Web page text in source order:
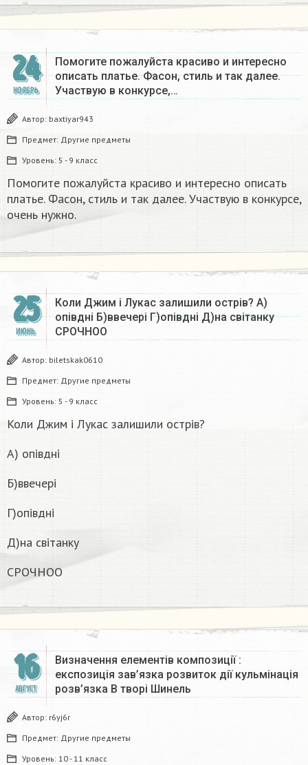
24
НОЯБРЬ
Помогите пожалуйста красиво и интересно
описать платье. Фасон, стиль и так далее.
Участвую в конкурсе,…
Автор: baxtiyar943
Предмет: Другие предметы
Уровень: 5 - 9 класс
Помогите пожалуйста красиво и интересно описать
платье. Фасон, стиль и так далее. Участвую в конкурсе,
очень нужно.​
25
ИЮНЬ
Коли Джим і Лукас залишили острів? А)
опівдні Б)ввечері Г)опівдні Д)на світанку
СРОЧНОО
Автор: biletskak0610
Предмет: Другие предметы
Уровень: 5 - 9 класс
Коли Джим і Лукас залишили острів?
А) опівдні
Б)ввечері
Г)опівдні
Д)на світанку
СРОЧНОО
16
АВГУСТ
Визначення елементів композиції :
експозиція зав’язка розвиток дії кульмінація
розв’язка В творі Шинель
Автор: r6yj6r
Предмет: Другие предметы
Уровень: 10 - 11 класс